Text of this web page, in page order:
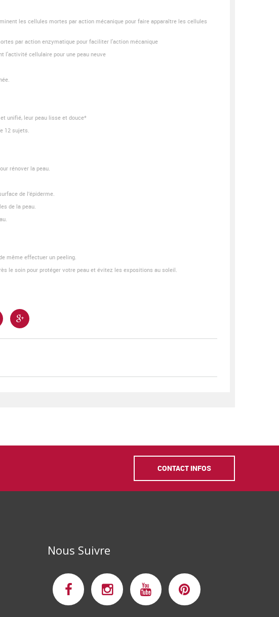
les cellules mortes par action mécanique pour faire apparaître les cellules
par action enzymatique pour faciliter l'action mécanique
l'activité cellulaire pour une peau neuve
unifié, leur peau lisse et douce*
12 sujets.
rénover la peau.
de l’épiderme.
de la peau.
même effectuer un peeling.
le soin pour protéger votre peau et évitez les expositions au soleil.
CONTACT INFOS
Nous Suivre